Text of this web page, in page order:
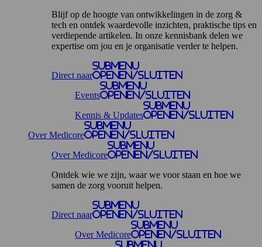
Blijf op de hoogte van ontwikkelingen in de zorg &
tech en ontdek waardevolle inzichten, praktische tips en
verdiepende artikelen. In onze kennisbank delen we
expertise om jou en je organisatie verder te helpen.
Direct naar
Submenu
openen/sluiten
Events
Submenu
openen/sluiten
Kennis & Updates
Submenu
openen/sluiten
Over Medicore
Submenu
openen/sluiten
Over Medicore
Submenu
openen/sluiten
Ontdek wie we zijn, waar we voor staan en hoe we
samen de zorg vooruit helpen.
Direct naar
Submenu
openen/sluiten
Over Medicore
Submenu
openen/sluiten
Submenu